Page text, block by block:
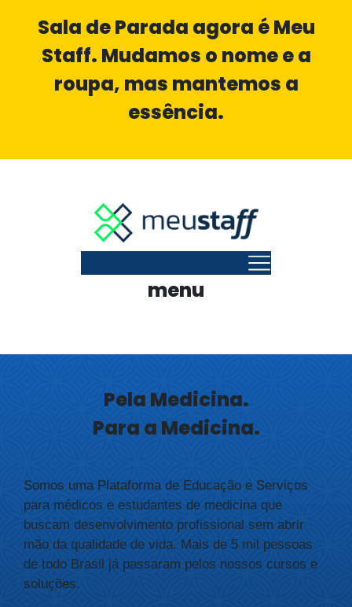
Sala de Parada agora é Meu
Staff. Mudamos o nome e a
roupa, mas mantemos a
essência.
menu
Pela Medicina.
Para a Medicina.
Somos uma Plataforma de Educação e Serviços
para médicos e estudantes de medicina que
buscam desenvolvimento profissional sem abrir
mão da qualidade de vida. Mais de 5 mil pessoas
de todo Brasil já passaram pelos nossos cursos e
soluções.